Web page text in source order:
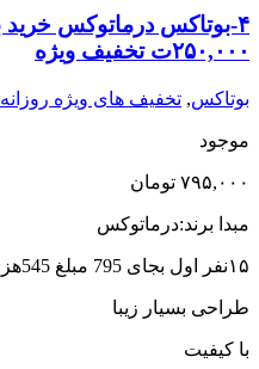
۲۵۰,۰۰۰ت تخفیف ویژه
بوتاکس, تخفیف های ویژه روزانه
موجود
۷۹۵,۰۰۰ تومان
مبدا برند:درماتوکس
١۵نفر اول بجای 795 مبلغ 545هزار تومان پرداخت کنید
طراحی بسیار زیبا
با کیفیت